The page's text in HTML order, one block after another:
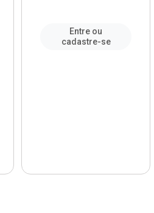
Entre ou
cadastre-se